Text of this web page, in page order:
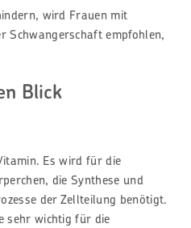
wird Frauen mit
Schwangerschaft empfohlen,
Blick
Es wird für die
die Synthese und
der Zellteilung benötigt.
sehr wichtig für die